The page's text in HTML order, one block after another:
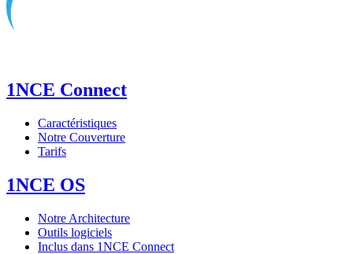
1NCE Connect
Caractéristiques
Notre Couverture
Tarifs
1NCE OS
Notre Architecture
Outils logiciels
Inclus dans 1NCE Connect